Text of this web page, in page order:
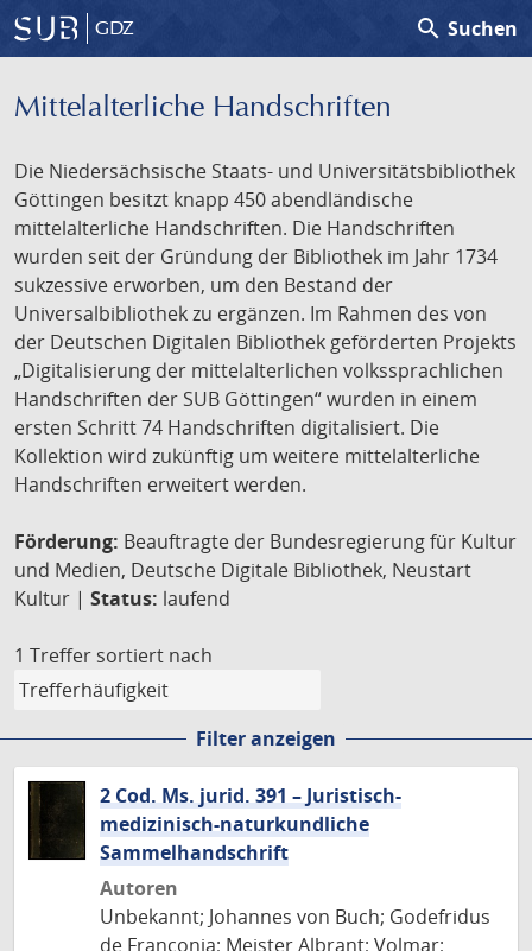
GDZ search Suchen
Mittelalterliche Handschriften
Die Niedersächsische Staats- und Universitätsbibliothek
Göttingen besitzt knapp 450 abendländische
mittelalterliche Handschriften. Die Handschriften
wurden seit der Gründung der Bibliothek im Jahr 1734
sukzessive erworben, um den Bestand der
Universalbibliothek zu ergänzen. Im Rahmen des von
der Deutschen Digitalen Bibliothek geförderten Projekts
„Digitalisierung der mittelalterlichen volkssprachlichen
Handschriften der SUB Göttingen“ wurden in einem
ersten Schritt 74 Handschriften digitalisiert. Die
Kollektion wird zukünftig um weitere mittelalterliche
Handschriften erweitert werden.
Förderung: Beauftragte der Bundesregierung für Kultur
und Medien, Deutsche Digitale Bibliothek, Neustart
Kultur | Status: laufend
1 Treffer sortiert nach
Filter anzeigen
2 Cod. Ms. jurid. 391 – Juristisch-
medizinisch-naturkundliche
Sammelhandschrift
Autoren
Unbekannt; Johannes von Buch; Godefridus
de Franconia; Meister Albrant; Volmar;